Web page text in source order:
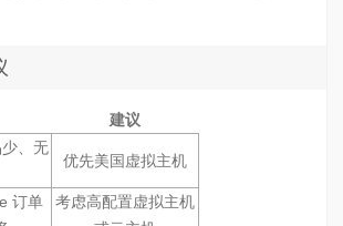
建议
、无
优先美国虚拟主机
订单
考虑高配置虚拟主机